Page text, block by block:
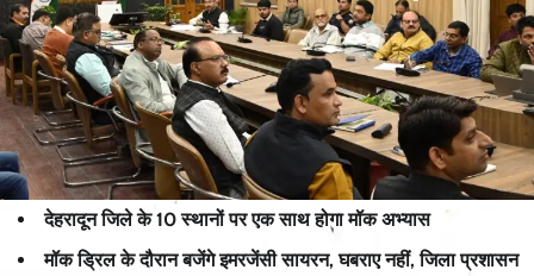
देहरादून जिले के 10 स्थानों पर एक साथ होगा मॉक अभ्यास
मॉक ड्रिल के दौरान बजेंगे इमरजेंसी सायरन, घबराए नहीं, जिला प्रशासन